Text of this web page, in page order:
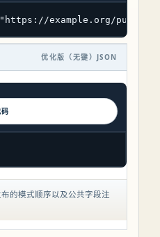
example.org/public/
优化版（无键）JSON
的模式顺序以及公共字段注